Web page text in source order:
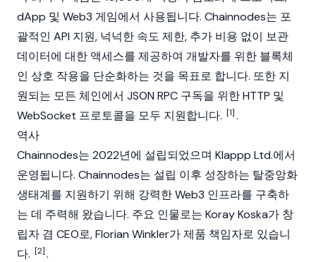
dApp 및 Web3 게임에서 사용됩니다. Chainnodes는 포
괄적인 API 지원, 넉넉한 속도 제한, 추가 비용 없이 보관
데이터에 대한 액세스를 제공하여 개발자를 위한 블록체
인 상호 작용을 단순화하는 것을 목표로 합니다. 또한 지
원되는 모든 체인에서 JSON RPC 구독을 위한 HTTP 및
WebSocket 프로토콜을 모두 지원합니다. [1].
역사
Chainnodes는 2022년에 설립되었으며 Klappp Ltd.에서
운영됩니다. Chainnodes는 설립 이후 성장하는 탈중앙화
생태계를 지원하기 위해 강력한Web3 인프라를 구축하
는 데 주력해 왔습니다. 주요 인물로는 Koray Koska가 창
립자 겸 CEO로, Florian Winkler가 제품 책임자로 있습니
다. [2].